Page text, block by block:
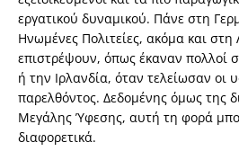
εργατικού δυναμικού. Πάνε στη
Ηνωμένες Πολιτείες, ακόμα και στη
επιστρέψουν, όπως έκαναν πολλοί
ή την Ιρλανδία, όταν τελείωσαν οι
παρελθόντος. Δεδομένης όμως της
Μεγάλης Ύφεσης, αυτή τη φορά
διαφορετικά.